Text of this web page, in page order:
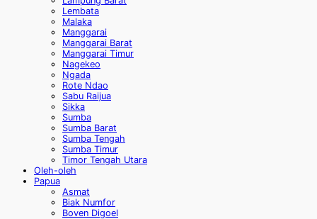
Lembata
Malaka
Manggarai
Manggarai Barat
Manggarai Timur
Nagekeo
Ngada
Rote Ndao
Sabu Raijua
Sikka
Sumba
Sumba Barat
Sumba Tengah
Sumba Timur
Timor Tengah Utara
Oleh-oleh
Papua
Asmat
Biak Numfor
Boven Digoel